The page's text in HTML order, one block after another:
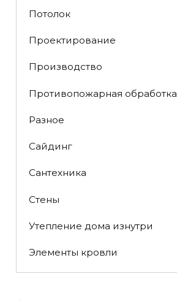
Потолок
Проектирование
Производство
Противопожарная обработка
Разное
Сайдинг
Сантехника
Стены
Утепление дома изнутри
Элементы кровли